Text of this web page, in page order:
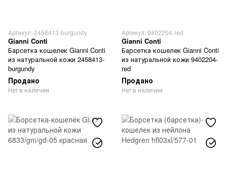
Артикул: 2458413-burgundy
Gianni Conti
Барсетка кошелек Gianni Conti
из натуральной кожи 2458413-
burgundy
Продано
Нет в наличии
Артикул: 9402204-red
Gianni Conti
Барсетка кошелек Gianni Conti
из натуральной кожи 9402204-
red
Продано
Нет в наличии